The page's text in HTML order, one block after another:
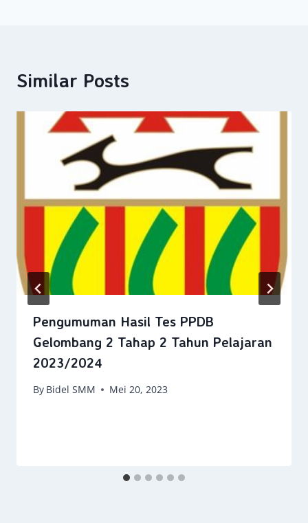
Similar Posts
Pengumuman Hasil Tes PPDB
Gelombang 2 Tahap 2 Tahun Pelajaran
2023/2024
By Bidel SMM Mei 20, 2023